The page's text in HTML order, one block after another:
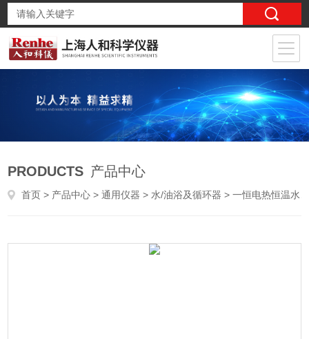
PRODUCTS 产品中心
首页 > 产品中心 >通用仪器 > 水/油浴及循环器 > 一恒电热恒温水浴锅HWS-24